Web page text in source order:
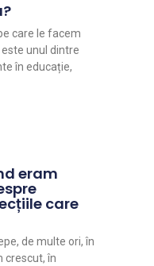
care le facem
unul dintre
în educație,
eram
care
de multe ori, în
crescut, în